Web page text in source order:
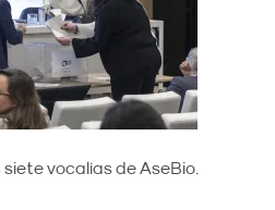
vocalías de AseBio.